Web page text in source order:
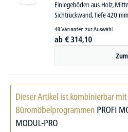
Einlegeböden aus Holz,
Sichtrückwand, Tiefe 420 mm
48 Varianten zur Auswahl
ab € 314,10
Dieser Artikel ist kombinierbar
Büromöbelprogrammen PROFI
MODUL-PRO